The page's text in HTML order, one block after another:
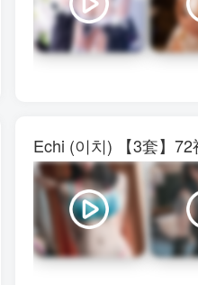
Echi (이치) 【3套】